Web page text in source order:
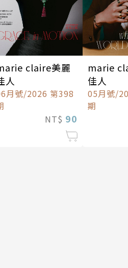
claire美麗
人
月號/2026 第398
NT$ 90
marie
佳人
05月號/
期